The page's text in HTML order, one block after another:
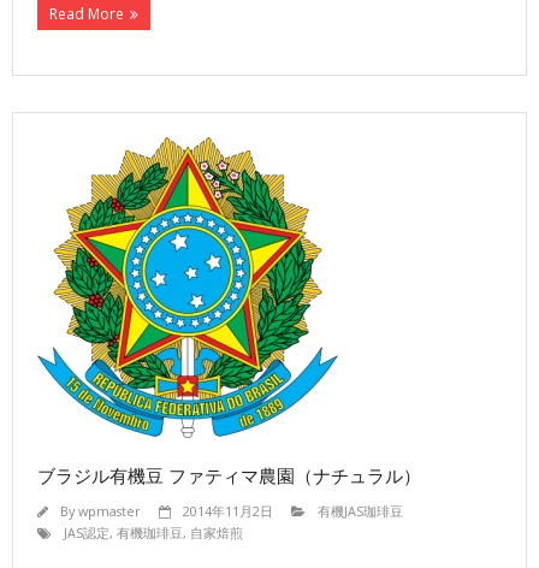
Read More
ブラジル有機豆 ファティマ農園（ナチュラル）
Bywpmaster 2014年11月2日
有機JAS珈琲豆
JAS認定, 有機珈琲豆, 自家焙煎